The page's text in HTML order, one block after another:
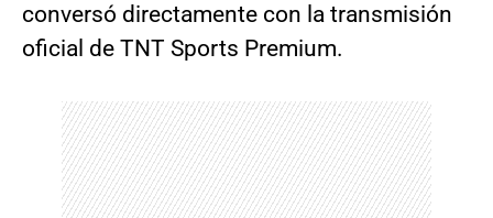
conversó directamente con la transmisión
oficial de TNT Sports Premium.